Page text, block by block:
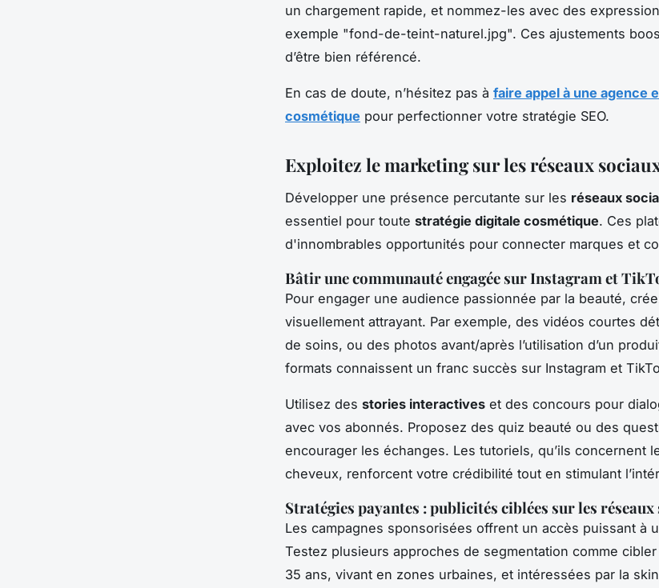
un chargement rapide, et nommez-les avec des
exemple "fond-de-teint-naturel.jpg". Ces ajustements
d’être bien référencé.
En cas de doute, n’hésitez pas à faire appel à une agence
cosmétique pour perfectionner votre stratégie SEO.
Exploitez le marketing sur les réseaux
Développer une présence percutante sur les réseaux
essentiel pour toute stratégie digitale cosmétique. Ces
d'innombrables opportunités pour connecter marques et
Bâtir une communauté engagée sur Instagram et
Pour engager une audience passionnée par la beauté,
visuellement attrayant. Par exemple, des vidéos courtes
de soins, ou des photos avant/après l’utilisation d’un
formats connaissent un franc succès sur Instagram et
Utilisez des stories interactives et des concours pour
avec vos abonnés. Proposez des quiz beauté ou des
encourager les échanges. Les tutoriels, qu’ils concernent
cheveux, renforcent votre crédibilité tout en stimulant
Stratégies payantes : publicités ciblées sur les
Les campagnes sponsorisées offrent un accès puissant à
Testez plusieurs approches de segmentation comme
35 ans, vivant en zones urbaines, et intéressées par la